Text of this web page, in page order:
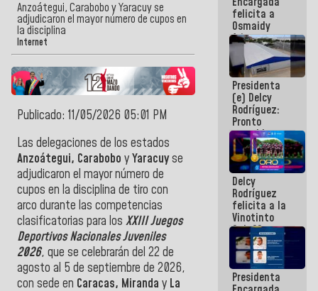
Anzoátegui, Carabobo y Yaracuy se
adjudicaron el mayor número de cupos en
la disciplina
Internet
Publicado: 11/05/2026 05:01 PM
Las delegaciones de los estados
Anzoátegui, Carabobo yYaracuyse
adjudicaron el mayor número de
cupos en la disciplina de tiro con
arco durante las competencias
clasificatorias para los XXIII Juegos
Deportivos Nacionales Juveniles
2026, que se celebrarán del 22 de
agosto al 5 de septiembre de 2026,
con sede en Caracas, Miranda y La
felicita a
Osmaidy
Arias y
Giraly
Marcano por
hacer
historia en
los
Centroamericanos
Presidenta
(e) Delcy
Rodríguez:
Pronto
restableceremos
las
operaciones
en el
Aeropuerto
Internacional
de
Maiquetía
Delcy
Rodríguez
felicita a la
Vinotinto
Sub 20
campeona
frente
México Sub
23 en los
Presidenta